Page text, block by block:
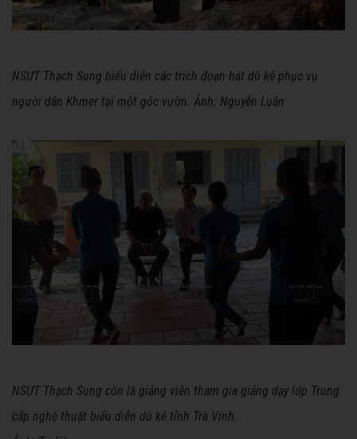
NSƯT Thạch Sung biểu diễn các trích đoạn hát dù kê phục vụ
người dân Khmer tại một góc vườn. Ảnh: Nguyễn Luân
NSƯT Thạch Sung còn là giảng viên tham gia giảng dạy lớp Trung
cấp nghệ thuật biểu diễn dù kê tỉnh Trà Vinh.